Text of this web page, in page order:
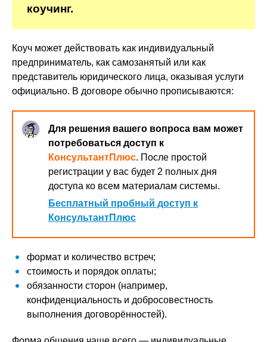
коучинг.
Коуч может действовать как индивидуальный
предприниматель, как самозанятый или как
представитель юридического лица, оказывая услуги
официально. В договоре обычно прописываются:
Для решения вашего вопроса вам может
потребоваться доступ к
КонсультантПлюс. После простой
регистрации у вас будет 2 полных дня
доступа ко всем материалам системы.
Бесплатный пробный доступ к
КонсультантПлюс
формат и количество встреч;
стоимость и порядок оплаты;
обязанности сторон (например,
конфиденциальность и добросовестность
выполнения договорённостей).